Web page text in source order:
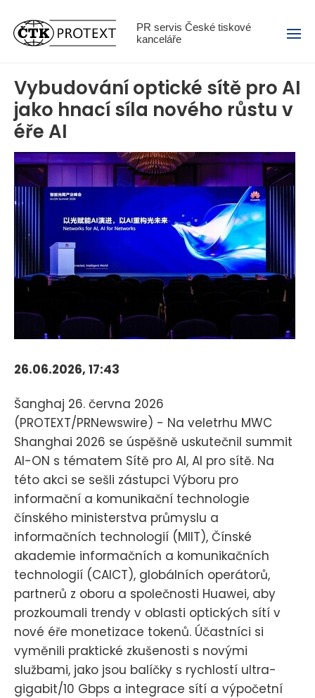
PR servis České tiskové
kanceláře
Menu
Vybudování optické sítě pro AI
jako hnací síla nového růstu v
éře AI
26.06.2026, 17:43
Šanghaj 26. června 2026
(PROTEXT/PRNewswire) - Na veletrhu MWC
Shanghai 2026 se úspěšně uskutečnil summit
AI-ON s tématem Sítě pro AI, AI pro sítě. Na
této akci se sešli zástupci Výboru pro
informační a komunikační technologie
čínského ministerstva průmyslu a
informačních technologií (MIIT), Čínské
akademie informačních a komunikačních
technologií (CAICT), globálních operátorů,
partnerů z oboru a společnosti Huawei, aby
prozkoumali trendy v oblasti optických sítí v
nové éře monetizace tokenů. Účastníci si
vyměnili praktické zkušenosti s novými
službami, jako jsou balíčky s rychlostí ultra-
gigabit/10 Gbps a integrace sítí a výpočetní